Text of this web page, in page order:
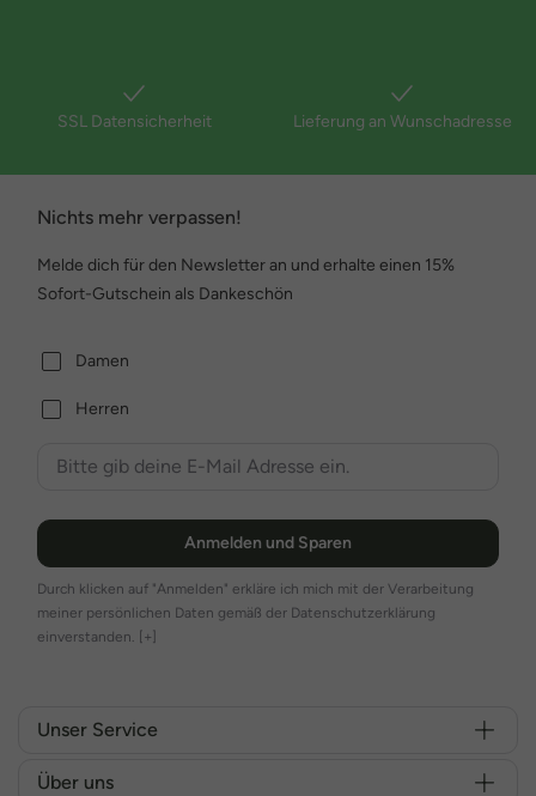
SSL Datensicherheit Lieferung an Wunschadresse
Nichts mehr verpassen!
Melde dich für den Newsletter an und erhalte einen 15%
Sofort-Gutschein als Dankeschön
Damen
Herren
Anmelden und Sparen
Durch klicken auf "Anmelden" erkläre ich mich mit der Verarbeitung
meiner persönlichen Daten gemäß der Datenschutzerklärung
einverstanden. [+]
Unser Service
Über uns